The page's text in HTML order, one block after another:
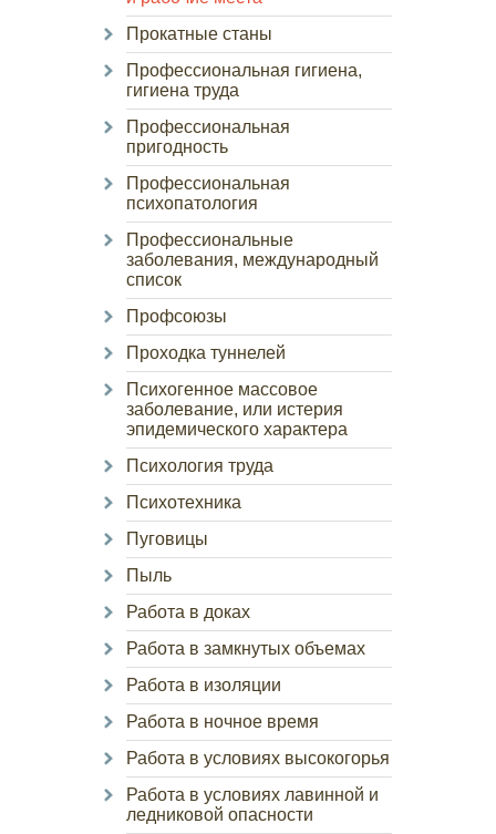
Прокатные станы
Профессиональная гигиена,
гигиена труда
Профессиональная
пригодность
Профессиональная
психопатология
Профессиональные
заболевания, международный
список
Профсоюзы
Проходка туннелей
Психогенное массовое
заболевание, или истерия
эпидемического характера
Психология труда
Психотехника
Пуговицы
Пыль
Работа в доках
Работа в замкнутых объемах
Работа в изоляции
Работа в ночное время
Работа в условиях высокогорья
Работа в условиях лавинной и
ледниковой опасности